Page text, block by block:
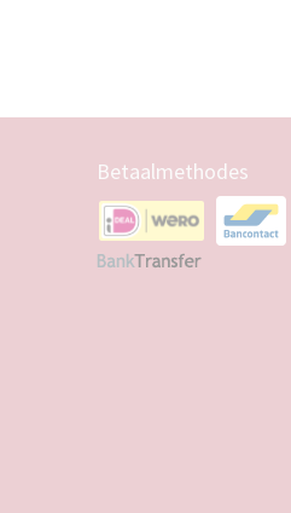
Betaalmethodes